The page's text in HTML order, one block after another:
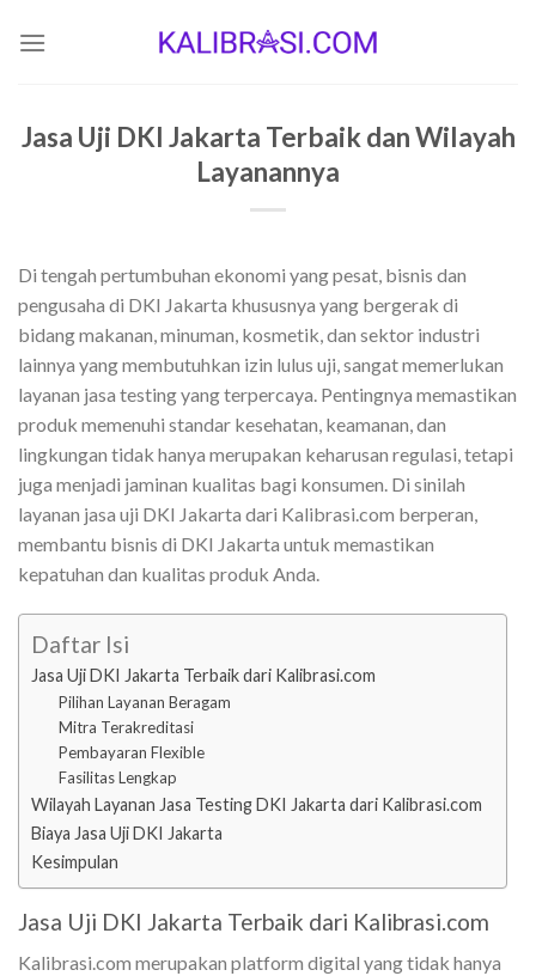
Jasa Uji DKI Jakarta Terbaik dan Wilayah
Layanannya
Di tengah pertumbuhan ekonomi yang pesat, bisnis dan
pengusaha di DKI Jakarta khususnya yang bergerak di
bidang makanan, minuman, kosmetik, dan sektor industri
lainnya yang membutuhkan izin lulus uji, sangat memerlukan
layanan jasa testing yang terpercaya. Pentingnya memastikan
produk memenuhi standar kesehatan, keamanan, dan
lingkungan tidak hanya merupakan keharusan regulasi, tetapi
juga menjadi jaminan kualitas bagi konsumen. Di sinilah
layanan jasa uji DKI Jakarta dari Kalibrasi.com berperan,
membantu bisnis di DKI Jakarta untuk memastikan
kepatuhan dan kualitas produk Anda.
Daftar Isi
Jasa Uji DKI Jakarta Terbaik dari Kalibrasi.com
Pilihan Layanan Beragam
Mitra Terakreditasi
Pembayaran Flexible
Fasilitas Lengkap
Wilayah Layanan Jasa Testing DKI Jakarta dari Kalibrasi.com
Biaya Jasa Uji DKI Jakarta
Kesimpulan
Jasa Uji DKI Jakarta Terbaik dari Kalibrasi.com
Kalibrasi.com merupakan platform digital yang tidak hanya